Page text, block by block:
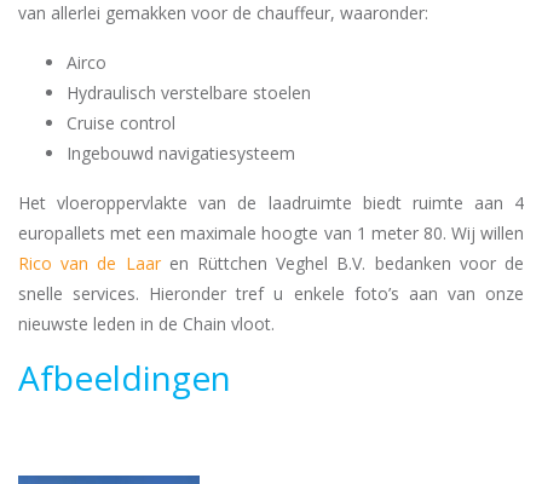
van allerlei gemakken voor de chauffeur, waaronder:
Airco
Hydraulisch verstelbare stoelen
Cruise control
Ingebouwd navigatiesysteem
Het vloeroppervlakte van de laadruimte biedt ruimte aan 4
europallets met een maximale hoogte van 1 meter 80. Wij willen
Rico van de Laaren Rüttchen Veghel B.V. bedanken voor de
snelle services. Hieronder tref u enkele foto’s aan van onze
nieuwste leden in de Chain vloot.
Afbeeldingen